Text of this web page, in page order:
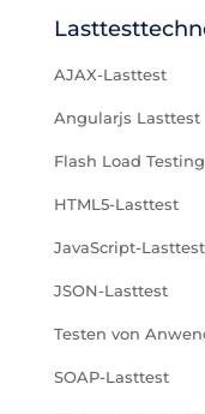
AJAX-Lasttest
Angularjs Lasttest
Flash Load Testing
HTML5-Lasttest
JavaScript-Lasttest
JSON-Lasttest
Testen von
SOAP-Lasttest